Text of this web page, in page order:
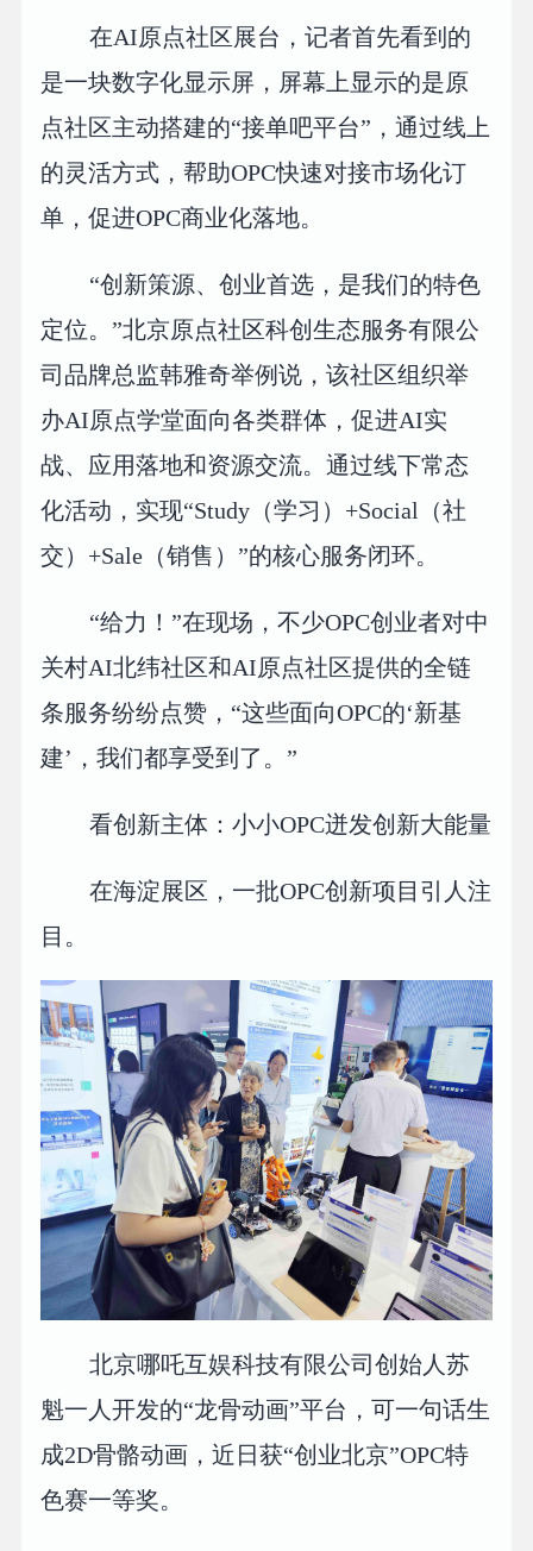
在AI原点社区展台，记者首先看到的
是一块数字化显示屏，屏幕上显示的是原
点社区主动搭建的“接单吧平台”，通过线上
的灵活方式，帮助OPC快速对接市场化订
单，促进OPC商业化落地。
“创新策源、创业首选，是我们的特色
定位。”北京原点社区科创生态服务有限公
司品牌总监韩雅奇举例说，该社区组织举
办AI原点学堂面向各类群体，促进AI实
战、应用落地和资源交流。通过线下常态
化活动，实现“Study（学习）+Social（社
交）+Sale（销售）”的核心服务闭环。
“给力！”在现场，不少OPC创业者对中
关村AI北纬社区和AI原点社区提供的全链
条服务纷纷点赞，“这些面向OPC的‘新基
建’，我们都享受到了。”
看创新主体：小小OPC迸发创新大能量
在海淀展区，一批OPC创新项目引人注
目。
北京哪吒互娱科技有限公司创始人苏
魁一人开发的“龙骨动画”平台，可一句话生
成2D骨骼动画，近日获“创业北京”OPC特
色赛一等奖。